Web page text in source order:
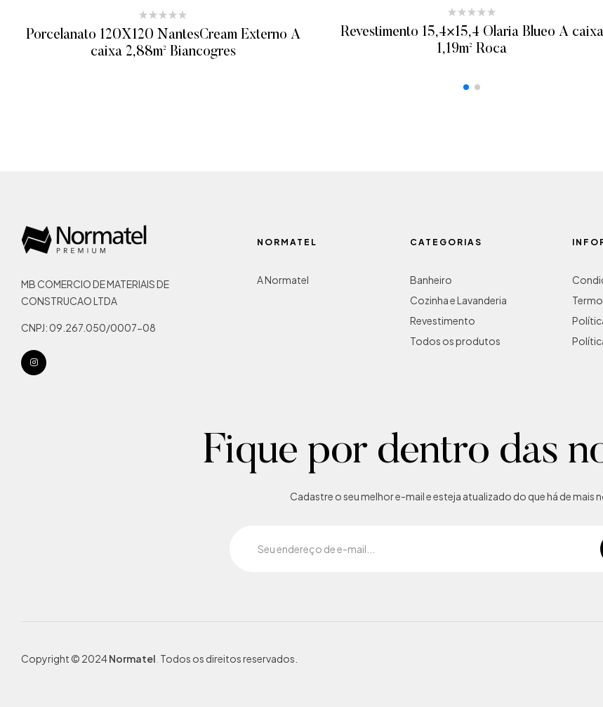
Porcelanato 120X120 NantesCream Externo A
caixa 2,88m² Biancogres
Revestimento 15,4×15,4 Olaria Blueo A caixa
1,19m² Roca
MB COMERCIO DE MATERIAIS DE
CONSTRUCAO LTDA
CNPJ: 09.267.050/0007-08
NORMATEL
A Normatel
CATEGORIAS
Banheiro
Cozinha e Lavanderia
Revestimento
Todos os produtos
Fique por dentro das
Cadastre o seu melhor e-mail e esteja atualizado do que há de mais
Copyright © 2024Normatel Todos os direitos reservados.